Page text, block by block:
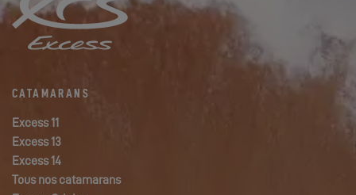
CATAMARANS
Excess 11
Excess 13
Excess 14
Tous nos catamarans